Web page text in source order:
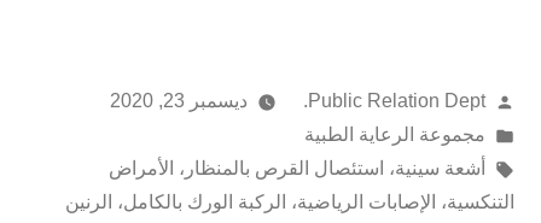
Public Relation Dept.
ديسمبر 23, 2020
مجموعة الرعاية الطبية
أشعة سينية، استئصال القرص بالمنظار ، الأمراض
التنكسية، الإصابات الرياضية، الركبة الورك بالكامل، الرنين